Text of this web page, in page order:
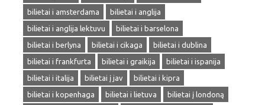
bilietai i amsterdama
bilietai i anglija
bilietai i anglija lektuvu
bilietai i barselona
bilietai i berlyna
bilietai i cikaga
bilietai i dublina
bilietai i frankfurta
bilietai i graikija
bilietai i ispanija
bilietai i italija
bilietai į jav
bilietai i kipra
bilietai i kopenhaga
bilietai i lietuva
bilietai į londoną